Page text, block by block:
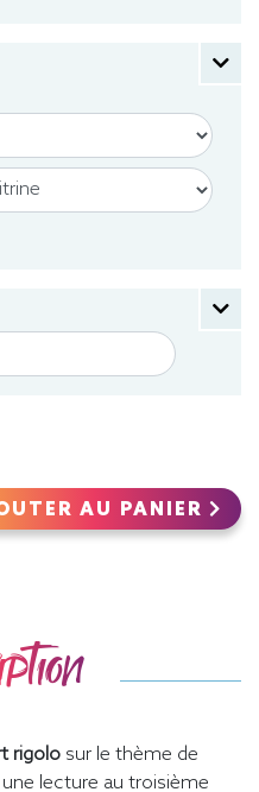
AU PANIER
rigolo sur le thème de
lecture au troisième